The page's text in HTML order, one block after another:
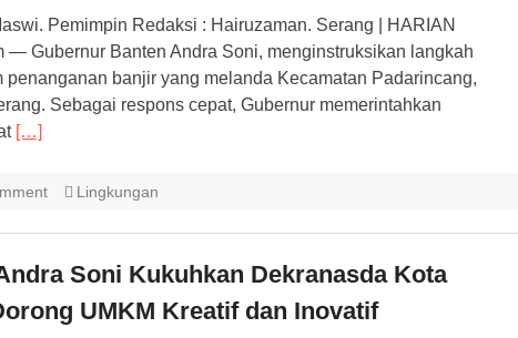
Pemimpin Redaksi : Hairuzaman. Serang | HARIAN
— ​Gubernur Banten Andra Soni, menginstruksikan langkah
penanganan banjir yang melanda Kecamatan Padarincang,
Sebagai respons cepat, Gubernur memerintahkan
[…]
Lingkungan
Soni Kukuhkan Dekranasda Kota
UMKM Kreatif dan Inovatif